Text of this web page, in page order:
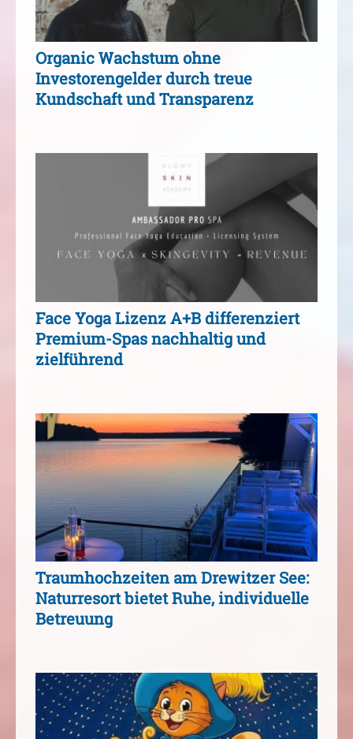
Organic Wachstum ohne
Investorengelder durch treue
Kundschaft und Transparenz
Face Yoga Lizenz A+B differenziert
Premium-Spas nachhaltig und
zielführend
Traumhochzeiten am Drewitzer See:
Naturresort bietet Ruhe, individuelle
Betreuung